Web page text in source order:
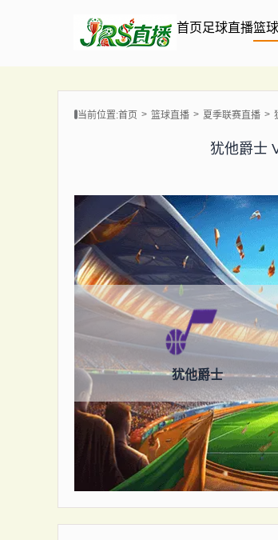
首页足球直播篮
当前位置:首页 篮球直播 夏季联赛直播
犹他爵士
犹他爵士